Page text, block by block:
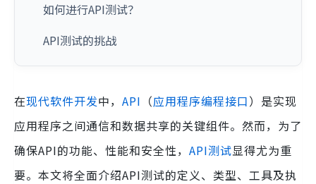
如何进行API测试？
API测试的挑战
在现代软件开发中， API （应用程序编程接口）是实现
应用程序之间通信和数据共享的关键组件。然而，为了
确保API的功能、性能和安全性， API测试显得尤为重
要。本文将全面介绍API测试的定义、类型、工具及执